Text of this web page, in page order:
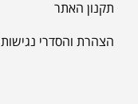
תקנון האתר
הצהרת והסדרי נגישות